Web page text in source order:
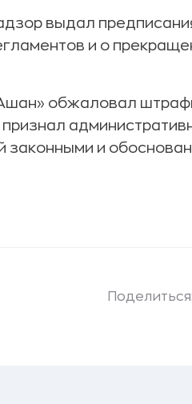
выдал
и о
обжаловал
законными и
Поделиться: